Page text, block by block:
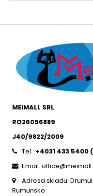
MEIMALL SRL
RO26056889
J40/9822/2009
Tel.: +4031 433 5400 (
Email:
Adresa skladu:
Rumunsko